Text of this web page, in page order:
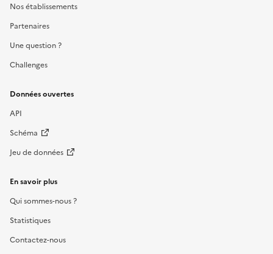
Nos établissements
Partenaires
Une question ?
Challenges
Données ouvertes
API
Schéma
Jeu de données
En savoir plus
Qui sommes-nous ?
Statistiques
Contactez-nous